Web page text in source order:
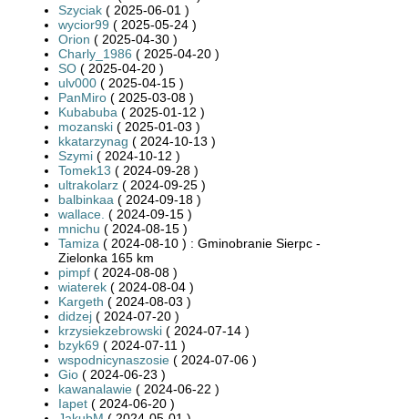
Szyciak ( 2025-06-01 )
wycior99 ( 2025-05-24 )
Orion ( 2025-04-30 )
Charly_1986 ( 2025-04-20 )
SO ( 2025-04-20 )
ulv000 ( 2025-04-15 )
PanMiro ( 2025-03-08 )
Kubabuba ( 2025-01-12 )
mozanski ( 2025-01-03 )
kkatarzynag ( 2024-10-13 )
Szymi ( 2024-10-12 )
Tomek13 ( 2024-09-28 )
ultrakolarz ( 2024-09-25 )
balbinkaa ( 2024-09-18 )
wallace. ( 2024-09-15 )
mnichu ( 2024-08-15 )
Tamiza ( 2024-08-10 ) : Gminobranie Sierpc -
Zielonka 165 km
pimpf ( 2024-08-08 )
wiaterek ( 2024-08-04 )
Kargeth ( 2024-08-03 )
didzej ( 2024-07-20 )
krzysiekzebrowski ( 2024-07-14 )
bzyk69 ( 2024-07-11 )
wspodnicynaszosie ( 2024-07-06 )
Gio ( 2024-06-23 )
kawanalawie ( 2024-06-22 )
Iapet ( 2024-06-20 )